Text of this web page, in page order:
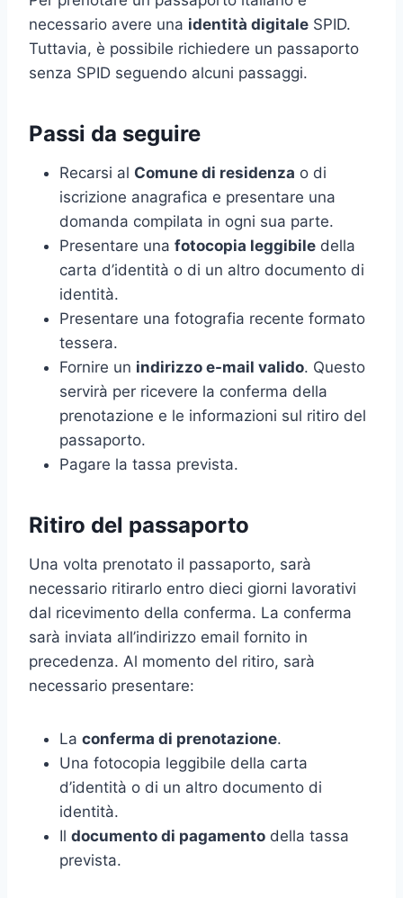
necessario avere una identità digitale SPID.
Tuttavia, è possibile richiedere un passaporto
senza SPID seguendo alcuni passaggi.
Passi da seguire
Recarsi al Comune di residenza o di
iscrizione anagrafica e presentare una
domanda compilata in ogni sua parte.
Presentare una fotocopia leggibile della
carta d’identità o di un altro documento di
identità.
Presentare una fotografia recente formato
tessera.
Fornire un indirizzo e-mail valido. Questo
servirà per ricevere la conferma della
prenotazione e le informazioni sul ritiro del
passaporto.
Pagare la tassa prevista.
Ritiro del passaporto
Una volta prenotato il passaporto, sarà
necessario ritirarlo entro dieci giorni lavorativi
dal ricevimento della conferma. La conferma
sarà inviata all’indirizzo email fornito in
precedenza. Al momento del ritiro, sarà
necessario presentare:
La conferma di prenotazione.
Una fotocopia leggibile della carta
d’identità o di un altro documento di
identità.
Il documento di pagamento della tassa
prevista.